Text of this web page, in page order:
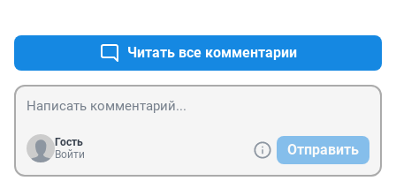
лично абортировали, или как? Последствия аборта
остаются на всю жизнь- постабортный синдром это
называется, а не тень прошлого или сила
самовнушения. Решение действительно нужно
принимать осознанно- о своем женском
предназначении, от Бога- быть женой и матерью или...
Осознанность эта должна начинаться именно здесь, а
не перед дверями абортария.
Читать все комментарии
Гость
Войти
Отправить